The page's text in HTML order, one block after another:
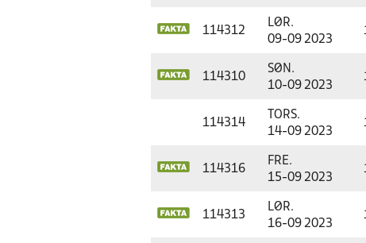
114312
LØR.
09-09 2023
114310
SØN.
10-09 2023
114314
TORS.
14-09 2023
114316
FRE.
15-09 2023
114313
LØR.
16-09 2023